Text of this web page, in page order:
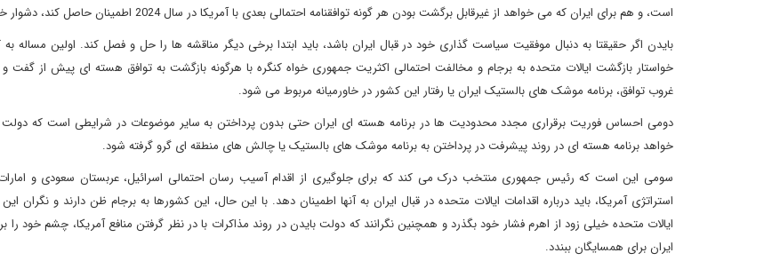
است، و هم برای ایران که می خواهد از غیرقابل برگشت بودن هر گونه توافقنامه احتمالی بعدی با آمریکا در سال 2024 اطمینان حاصل کند، دشوار خواهد بود.
بایدن اگر حقیقتا به دنبال موفقیت سیاست گذاری خود در قبال ایران باشد، باید ابتدا برخی دیگر مناقشه ها را حل و فصل کند. اولین مساله به
خواستار بازگشت ایالات متحده به برجام و مخالفت احتمالی اکثریت جمهوری خواه کنگره با هرگونه بازگشت به توافق هسته ای پیش از گفت و
غروب توافق، برنامه موشک های بالستیک ایران یا رفتار این کشور در خاورمیانه مربوط می شود.
دومی احساس فوریت برقراری مجدد محدودیت ها در برنامه هسته ای ایران حتی بدون پرداختن به سایر موضوعات در شرایطی است که
خواهد برنامه هسته ای در روند پیشرفت در پرداختن به برنامه موشک های بالستیک یا چالش های منطقه ای گرو گرفته شود.
سومی این است که رئیس جمهوری منتخب درک می کند که برای جلوگیری از اقدام آسیب رسان احتمالی اسرائیل، عربستان سعودی و
استراتژی آمریکا، باید درباره اقدامات ایالات متحده در قبال ایران به آنها اطمینان دهد. با این حال، این کشورها به برجام ظن دارند و نگران
ایالات متحده خیلی زود از اهرم فشار خود بگذرد و همچنین نگرانند که دولت بایدن در روند مذاکرات با در نظر گرفتن منافع آمریکا، چشم خود را
ایران برای همسایگان ببندد.